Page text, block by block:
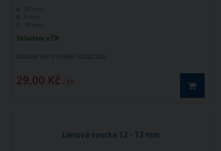
Skladem v ČR
Můžete mít: Pondělí 10.08.2026
29,00 Kč / ks
A:
35 mm
B: 6 mm
C:
10 mm
Lanová svorka 12 - 13 mm